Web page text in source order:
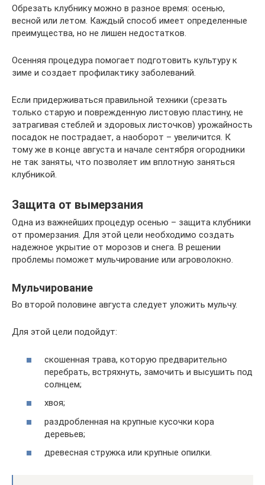
Обрезать клубнику можно в разное время: осенью,
весной или летом. Каждый способ имеет определенные
преимущества, но не лишен недостатков.
Осенняя процедура помогает подготовить культуру к
зиме и создает профилактику заболеваний.
Если придерживаться правильной техники (срезать
только старую и поврежденную листовую пластину, не
затрагивая стеблей и здоровых листочков) урожайность
посадок не пострадает, а наоборот – увеличится. К
тому же в конце августа и начале сентября огородники
не так заняты, что позволяет им вплотную заняться
клубникой.
Защита от вымерзания
Одна из важнейших процедур осенью – защита клубники
от промерзания. Для этой цели необходимо создать
надежное укрытие от морозов и снега. В решении
проблемы поможет мульчирование или агроволокно.
Мульчирование
Во второй половине августа следует уложить мульчу.
Для этой цели подойдут:
скошенная трава, которую предварительно
перебрать, встряхнуть, замочить и высушить под
солнцем;
хвоя;
раздробленная на крупные кусочки кора
деревьев;
древесная стружка или крупные опилки.